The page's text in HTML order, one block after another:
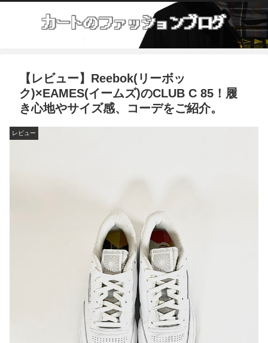
【レビュー】Reebok(リーボッ
ク)×EAMES(イームズ)のCLUB C 85！履
き心地やサイズ感、コーデをご紹介。
レビュー